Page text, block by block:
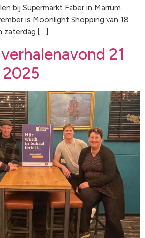
bij Supermarkt Faber in Marrum.
is Moonlight Shopping van 18
zaterdag […]
21